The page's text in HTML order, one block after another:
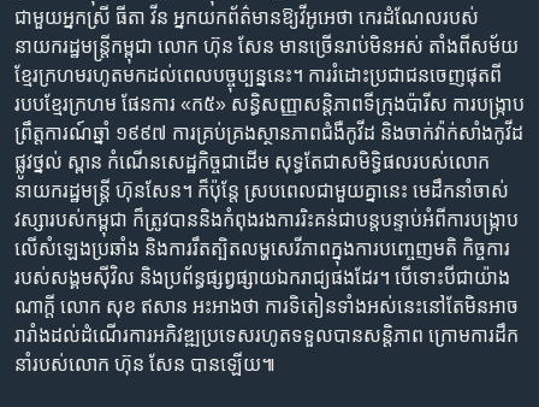
រកជាមួយ​អ្នក​ស្រី​ ធីតា​ វីន ​អ្នកយកព័ត៌មាន​ឱ្យ​វីអូអេ​ថា ​កេរដំណែល​របស់​​
នាយក​រដ្ឋ​មន្ត្រី​កម្ពុជា លោក ហ៊ុន ​សែន ​មាន​ច្រើន​រាប់​មិន​អស់​ តាំង​ពី​សម័យ​
ខ្មែរ​ក្រហម​រហូត​មក​ដល់​ពេល​បច្ចុប្បន្ន​នេះ។ ការ​រំដោះ​ប្រជាជន​ចេញ​ផុត​ពី​
របប​ខ្មែរ​ក្រហម​ ផែន​ការ​ «ក៥»​ សន្ធិ​សញ្ញា​សន្តិភាព​ទីក្រុង​ប៉ារីស​ ការ​បង្ក្រាប​
ព្រឹត្តការណ៍​ឆ្នាំ​ ១៩៩៧​ ការ​គ្រប់​គ្រង​ស្ថាន​ភាព​ជំងឺកូវីដ ​និង​ចាក់​វ៉ាក់​សាំង​កូវីដ
​ផ្លូវ​ថ្នល់​ ស្ពាន​ កំណើន​សេដ្ឋកិច្ច​ជា​ដើម​ សុទ្ធ​តែ​ជា​សមិទ្ធិ​ផល​របស់​លោ​ក
នាយក​រដ្ឋ​មន្ត្រី ហ៊ុន​សែន។ ក៏ប៉ុន្តែ ស្រប​ពេល​ជាមួយ​គ្នា​នេះ មេដឹកនាំ​ចាស់​
វស្សា​របស់​កម្ពុជា​ ក៏​ត្រូវបាន​និង​កំពុង​រងការ​រិះគន់​ជាបន្តបន្ទាប់​អំពី​ការ​បង្ក្រាប​
លើ​សំឡេង​ប្រឆាំង និង​ការ​រឹតត្បិត​លម្ហ​សេរីភាព​ក្នុង​ការបញ្ចេញ​មតិ កិច្ចការ​
របស់​សង្គមស៊ីវិល និង​ប្រព័ន្ធ​ផ្សព្វផ្សាយ​ឯករាជ្យ​ផងដែរ។ បើ​ទោះ​បី​ជា​យ៉ាង​
ណាក្តី លោក សុខ ឥសាន អះអាង​ថា ​ការ​ទិតៀន​ទាំង​អស់​នេះ​នៅតែ​មិន​អាច​
រារាំង​ដល់​ដំណើរ​ការ​អភិវឌ្ឍ​ប្រទេស​រហូត​ទទួល​បាន​សន្តិភាព ​ក្រោម​ការ​ដឹក​
នាំ​របស់​លោក​ ហ៊ុន​ សែន​ បាន​ឡើយ៕